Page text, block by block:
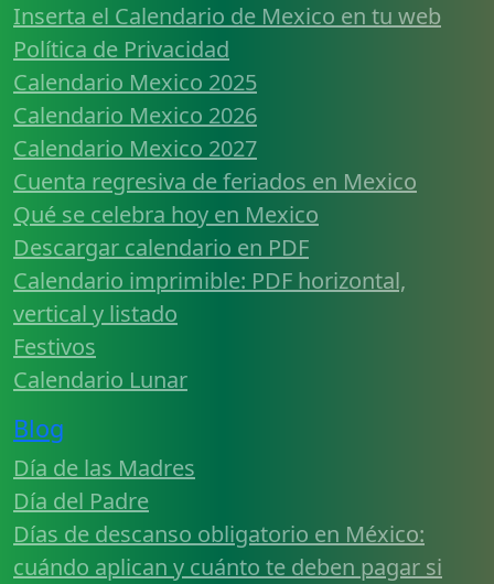
Inserta el Calendario de Mexico en tu web
Política de Privacidad
Calendario Mexico 2025
Calendario Mexico 2026
Calendario Mexico 2027
Cuenta regresiva de feriados en Mexico
Qué se celebra hoy en Mexico
Descargar calendario en PDF
Calendario imprimible: PDF horizontal,
vertical y listado
Festivos
Calendario Lunar
Blog
Día de las Madres
Día del Padre
Días de descanso obligatorio en México:
cuándo aplican y cuánto te deben pagar si